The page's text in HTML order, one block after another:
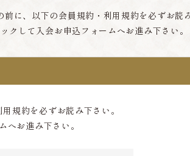
に、以下の会員規約・利用規約を必ずお読
クして入会お申込フォームへお進み下さい。
規約を必ずお読み下さい。
へお進み下さい。